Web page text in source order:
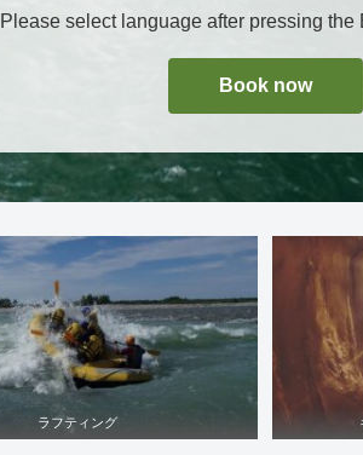
Please select language after pressing the
Book now
ラフティング